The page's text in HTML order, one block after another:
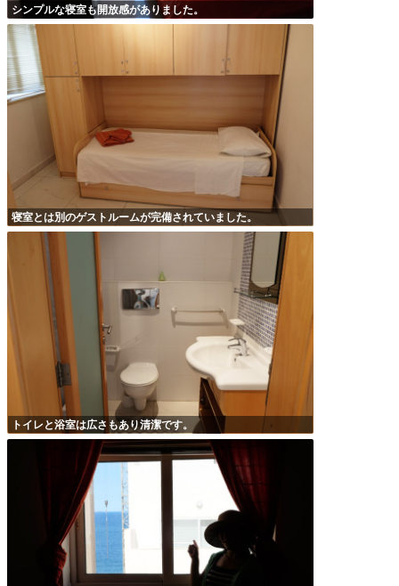
シンプルな寝室も開放感がありました。
寝室とは別のゲストルームが完備されていました。
トイレと浴室は広さもあり清潔です。